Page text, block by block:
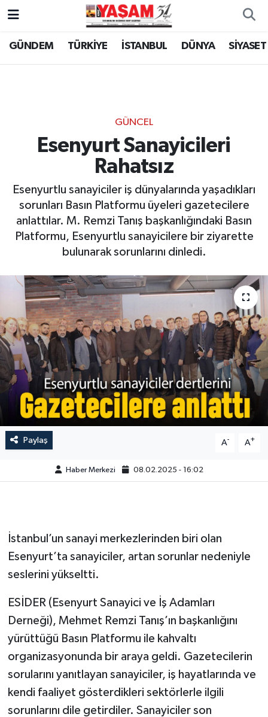
GÜNDEM TÜRKİYE İSTANBUL DÜNYA SİYASET
GÜNCEL
Esenyurt Sanayicileri
Rahatsız
Esenyurtlu sanayiciler iş dünyalarında yaşadıkları
sorunları Basın Platformu üyeleri gazetecilere
anlattılar. M. Remzi Tanış başkanlığındaki Basın
Platformu, Esenyurtlu sanayicilere bir ziyarette
bulunarak sorunlarını dinledi.
Paylaş A- A+
Haber Merkezi 08.02.2025 - 16:02
İstanbul’un sanayi merkezlerinden biri olan
Esenyurt’ta sanayiciler, artan sorunlar nedeniyle
seslerini yükseltti.
ESİDER (Esenyurt Sanayici ve İş Adamları
Derneği), Mehmet Remzi Tanış’ın başkanlığını
yürüttüğü Basın Platformu ile kahvaltı
organizasyonunda bir araya geldi. Gazetecilerin
sorularını yanıtlayan sanayiciler, iş hayatlarında ve
kendi faaliyet gösterdikleri sektörlerle ilgili
sorunlarını dile getirdiler. Sanayiciler son